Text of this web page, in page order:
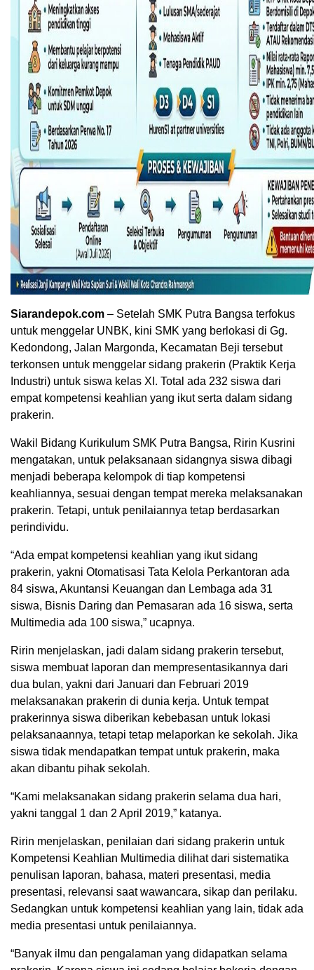
Siarandepok.com – Setelah SMK Putra Bangsa terfokus
untuk menggelar UNBK, kini SMK yang berlokasi di Gg.
Kedondong, Jalan Margonda, Kecamatan Beji tersebut
terkonsen untuk menggelar sidang prakerin (Praktik Kerja
Industri) untuk siswa kelas XI. Total ada 232 siswa dari
empat kompetensi keahlian yang ikut serta dalam sidang
prakerin.
Wakil Bidang Kurikulum SMK Putra Bangsa, Ririn Kusrini
mengatakan, untuk pelaksanaan sidangnya siswa dibagi
menjadi beberapa kelompok di tiap kompetensi
keahliannya, sesuai dengan tempat mereka melaksanakan
prakerin. Tetapi, untuk penilaiannya tetap berdasarkan
perindividu.
“Ada empat kompetensi keahlian yang ikut sidang
prakerin, yakni Otomatisasi Tata Kelola Perkantoran ada
84 siswa, Akuntansi Keuangan dan Lembaga ada 31
siswa, Bisnis Daring dan Pemasaran ada 16 siswa, serta
Multimedia ada 100 siswa,” ucapnya.
Ririn menjelaskan, jadi dalam sidang prakerin tersebut,
siswa membuat laporan dan mempresentasikannya dari
dua bulan, yakni dari Januari dan Februari 2019
melaksanakan prakerin di dunia kerja. Untuk tempat
prakerinnya siswa diberikan kebebasan untuk lokasi
pelaksanaannya, tetapi tetap melaporkan ke sekolah. Jika
siswa tidak mendapatkan tempat untuk prakerin, maka
akan dibantu pihak sekolah.
“Kami melaksanakan sidang prakerin selama dua hari,
yakni tanggal 1 dan 2 April 2019,” katanya.
Ririn menjelaskan, penilaian dari sidang prakerin untuk
Kompetensi Keahlian Multimedia dilihat dari sistematika
penulisan laporan, bahasa, materi presentasi, media
presentasi, relevansi saat wawancara, sikap dan perilaku.
Sedangkan untuk kompetensi keahlian yang lain, tidak ada
media presentasi untuk penilaiannya.
“Banyak ilmu dan pengalaman yang didapatkan selama